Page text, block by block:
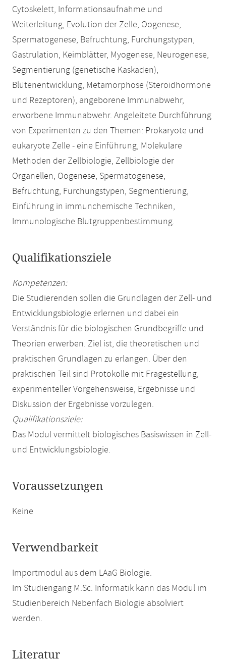
Cytoskelett, Informationsaufnahme und
Weiterleitung, Evolution der Zelle, Oogenese,
Spermatogenese, Befruchtung, Furchungstypen,
Gastrulation, Keimblätter, Myogenese, Neurogenese,
Segmentierung (genetische Kaskaden),
Blütenentwicklung, Metamorphose (Steroidhormone
und Rezeptoren), angeborene Immunabwehr,
erworbene Immunabwehr. Angeleitete Durchführung
von Experimenten zu den Themen: Prokaryote und
eukaryote Zelle - eine Einführung, Molekulare
Methoden der Zellbiologie, Zellbiologie der
Organellen, Oogenese, Spermatogenese,
Befruchtung, Furchungstypen, Segmentierung,
Einführung in immunchemische Techniken,
Immunologische Blutgruppenbestimmung.
Qualifikationsziele
Kompetenzen:
Die Studierenden sollen die Grundlagen der Zell- und
Entwicklungsbiologie erlernen und dabei ein
Verständnis für die biologischen Grundbegriffe und
Theorien erwerben. Ziel ist, die theoretischen und
praktischen Grundlagen zu erlangen. Über den
praktischen Teil sind Protokolle mit Fragestellung,
experimenteller Vorgehensweise, Ergebnisse und
Diskussion der Ergebnisse vorzulegen.
Qualifikationsziele:
Das Modul vermittelt biologisches Basiswissen in Zell-
und Entwicklungsbiologie.
Voraussetzungen
Keine
Verwendbarkeit
Importmodul aus dem LAaG Biologie.
Im Studiengang M.Sc. Informatik kann das Modul im
Studienbereich Nebenfach Biologie absolviert
werden.
Literatur